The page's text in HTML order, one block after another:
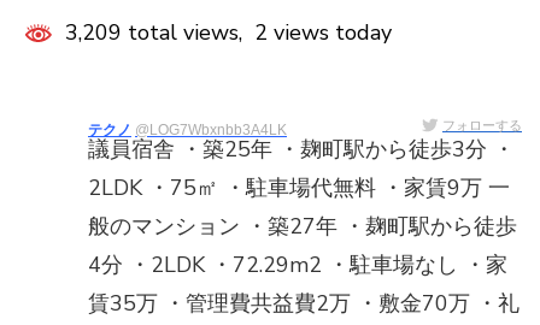
3,209 total views, 2 views today
テクノ @LOG7Wbxnbb3A4LK フォローする
議員宿舎 ・築25年 ・麹町駅から徒歩3分 ・
2LDK ・75㎡ ・駐車場代無料 ・家賃9万 一
般のマンション ・築27年 ・麹町駅から徒歩
4分 ・2LDK ・72.29m2 ・駐車場なし ・家
賃35万 ・管理費共益費2万 ・敷金70万 ・礼